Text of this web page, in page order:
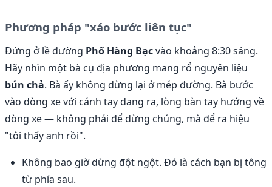
Phương pháp "xáo bước liên tục"
Đứng ở lề đường Phố Hàng Bạcvào khoảng 8:30 sáng.
Hãy nhìn một bà cụ địa phương mang rổ nguyên liệu
bún chả. Bà ấy không dừng lại ở mép đường. Bà bước
vào dòng xe với cánh tay dang ra, lòng bàn tay hướng về
dòng xe — không phải để dừng chúng, mà để ra hiệu
"tôi thấy anh rồi".
Không bao giờ dừng đột ngột. Đó là cách bạn bị tông
từ phía sau.